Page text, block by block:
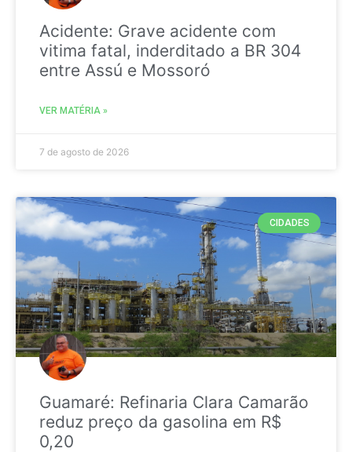
Acidente: Grave acidente com
vitima fatal, inderditado a BR 304
entre Assú e Mossoró
VER MATÉRIA »
7 de agosto de 2026
CIDADES
Guamaré: Refinaria Clara Camarão
reduz preço da gasolina em R$
0,20